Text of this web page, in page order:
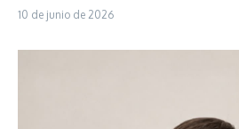
10 de junio de 2026